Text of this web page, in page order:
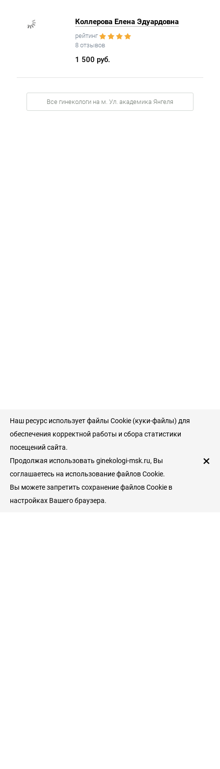
Коллерова Елена Эдуардовна
рейтинг
8 отзывов
1 500 руб.
Все гинекологи на м. Ул. академика Янгеля
Наш ресурс использует файлы Cookie (куки-файлы) для
обеспечения корректной работы и сбора статистики
посещений сайта.
Продолжая использовать ginekologi-msk.ru, Вы
соглашаетесь на использование файлов Cookie.
Вы можете запретить сохранение файлов Cookie в
настройках Вашего браузера.
×